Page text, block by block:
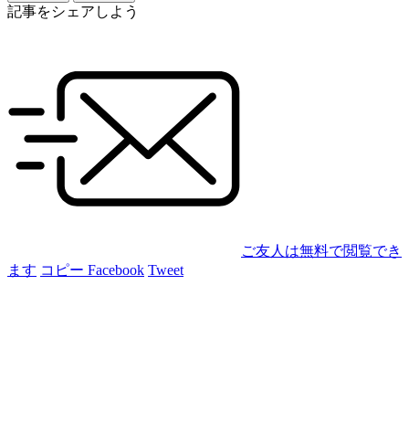
記事をシェアしよう
ご友人は無料で閲覧でき
ます コピー Facebook Tweet